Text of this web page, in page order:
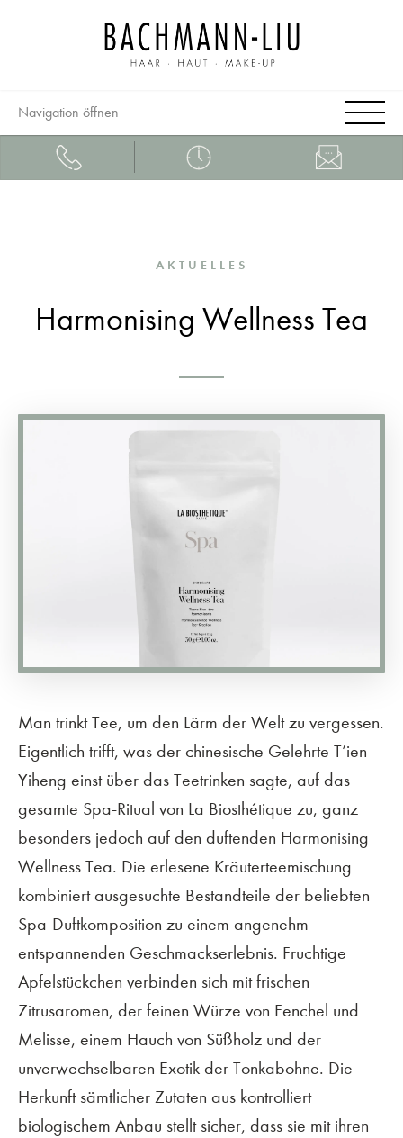
Navigation öffnen
AKTUELLES
Harmonising Wellness Tea
Man trinkt Tee, um den Lärm der Welt zu vergessen.
Eigentlich trifft, was der chinesische Gelehrte T’ien
Yiheng einst über das Teetrinken sagte, auf das
gesamte Spa-Ritual von La Biosthétique zu, ganz
besonders jedoch auf den duftenden Harmonising
Wellness Tea. Die erlesene Kräuterteemischung
kombiniert ausgesuchte Bestandteile der beliebten
Spa-Duftkomposition zu einem angenehm
entspannenden Geschmackserlebnis. Fruchtige
Apfelstückchen verbinden sich mit frischen
Zitrusaromen, der feinen Würze von Fenchel und
Melisse, einem Hauch von Süßholz und der
unverwechselbaren Exotik der Tonkabohne. Die
Herkunft sämtlicher Zutaten aus kontrolliert
biologischem Anbau stellt sicher, dass sie mit ihren